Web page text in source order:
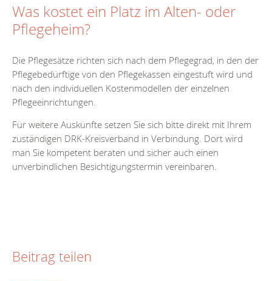
Was kostet ein Platz im Alten- oder
Pflegeheim?
Die Pflegesätze richten sich nach dem Pflegegrad, in den der
Pflegebedürftige von den Pflegekassen eingestuft wird und
nach den individuellen Kostenmodellen der einzelnen
Pflegeeinrichtungen.
Für weitere Auskünfte setzen Sie sich bitte direkt mit Ihrem
zuständigen DRK-Kreisverband in Verbindung. Dort wird
man Sie kompetent beraten und sicher auch einen
unverbindlichen Besichtigungstermin vereinbaren.
Beitrag teilen